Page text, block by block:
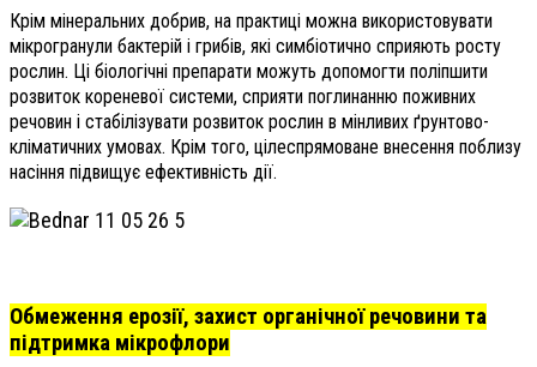
Крім мінеральних добрив, на практиці можна використовувати
мікрогранули бактерій і грибів, які симбіотично сприяють росту
рослин. Ці біологічні препарати можуть допомогти поліпшити
розвиток кореневої системи, сприяти поглинанню поживних
речовин і стабілізувати розвиток рослин в мінливих ґрунтово-
кліматичних умовах. Крім того, цілеспрямоване внесення поблизу
насіння підвищує ефективність дії.
Обмеження ерозії, захист органічної речовини та
підтримка мікрофлори